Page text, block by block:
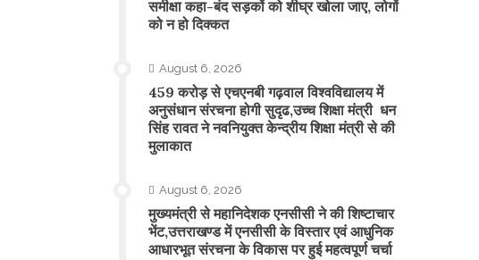
समीक्षा कहा-बंद सड़कों को शीघ्र खोला जाए, लोगों
को न हो दिक्कत
August 6, 2026
459 करोड़ से एचएनबी गढ़वाल विश्वविद्यालय में
अनुसंधान संरचना होगी सुदृढ,उच्च शिक्षा मंत्री धन
सिंह रावत ने नवनियुक्त केन्द्रीय शिक्षा मंत्री से की
मुलाकात
August 6, 2026
मुख्यमंत्री से महानिदेशक एनसीसी ने की शिष्टाचार
भेंट,उत्तराखण्ड में एनसीसी के विस्तार एवं आधुनिक
आधारभूत संरचना के विकास पर हुई महत्वपूर्ण चर्चा